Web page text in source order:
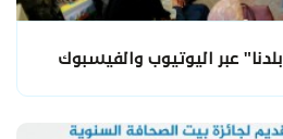
عبر اليوتيوب والفيسبوك